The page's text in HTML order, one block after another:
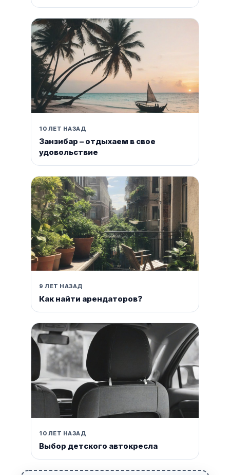
10 ЛЕТ НАЗАД
Занзибар – отдыхаем в свое
удовольствие
9 ЛЕТ НАЗАД
Как найти арендаторов?
10 ЛЕТ НАЗАД
Выбор детского автокресла